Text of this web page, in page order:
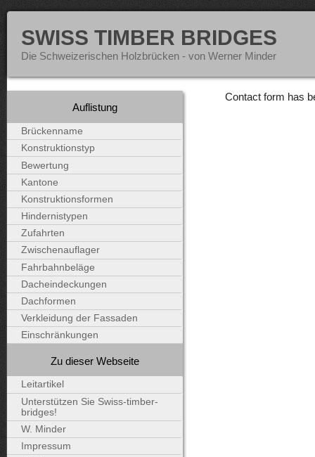
SWISS TIMBER BRIDGES
Die Schweizerischen Holzbrücken - von Werner Minder
Contact form has
Auflistung
Brückenname
Konstruktionstyp
Bewertung
Kantone
Konstruktionsformen
Hindernistypen
Zufahrten
Zwischenauflager
Fahrbahnbeläge
Dacheindeckungen
Dachformen
Verkleidung der Fassaden
Einschränkungen
Zu dieser Webseite
Leitartikel
Unterstützen Sie Swiss-timber-
bridges!
W. Minder
Impressum